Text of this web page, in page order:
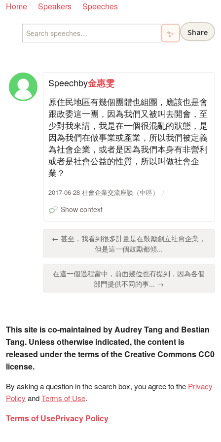
Home Speakers Speeches
✨ Share
Speechby金惠雯
原住民地區有幾個團體也組團，應該也是會
跟政委這一團，因為我們又被叫去開會，至
少對我來講，我是在一個很混亂的狀態，是
因為我們在做事業或產業，所以我們被定義
為社會企業，或者是因為我們本身有非營利
或者是社會公益的性質，所以叫做社會企
業？
2017-06-28 社會企業交流座談（中區）
Show context
← 甚至，我看到很多計畫是在鼓勵創立社會企業，
但是這一個鼓勵都傾...
在這一個過程當中，前面幾位也有提到，因為各個
部門提供不同的事... →
This site is co-maintained by Audrey Tang and Bestian
Tang. Unless otherwise indicated, the content is
released under the terms of the Creative Commons CC0
license.
By asking a question in the search box, you agree to the Privacy
Policy andTerms of Use.
Terms of UsePrivacy Policy